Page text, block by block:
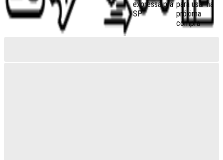
expressa pra
SP
para usar na
próxima
compra